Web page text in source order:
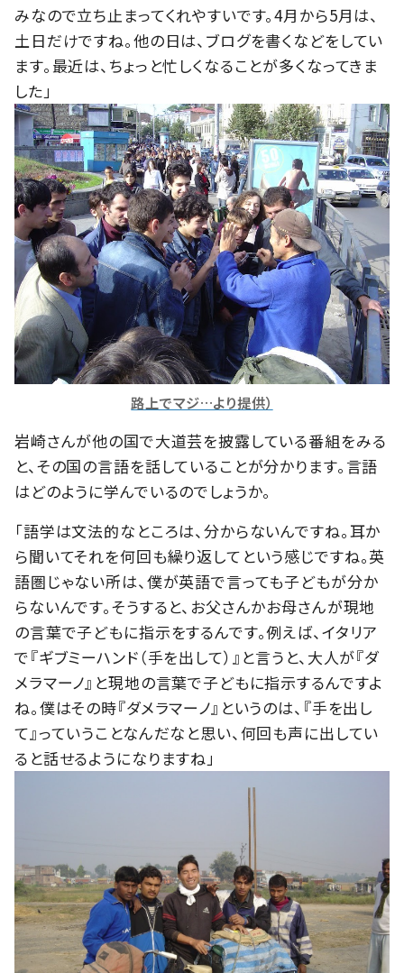
みなので立ち止まってくれやすいです。4月から5月は、
土日だけですね。他の日は、ブログを書くなどをしてい
ます。最近は、ちょっと忙しくなることが多くなってきま
した」
路上でマジ…より提供）
岩崎さんが他の国で大道芸を披露している番組をみる
と、その国の言語を話していることが分かります。言語
はどのように学んでいるのでしょうか。
「語学は文法的なところは、分からないんですね。耳か
ら聞いてそれを何回も繰り返してという感じですね。英
語圏じゃない所は、僕が英語で言っても子どもが分か
らないんです。そうすると、お父さんかお母さんが現地
の言葉で子どもに指示をするんです。例えば、イタリア
で『ギブミーハンド（手を出して）』と言うと、大人が『ダ
メラマーノ』と現地の言葉で子どもに指示するんですよ
ね。僕はその時『ダメラマーノ』というのは、『手を出し
て』っていうことなんだなと思い、何回も声に出してい
ると話せるようになりますね」